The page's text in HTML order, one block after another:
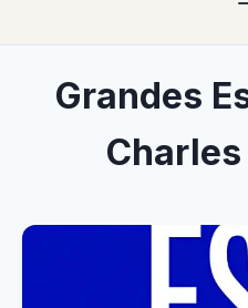
Grandes